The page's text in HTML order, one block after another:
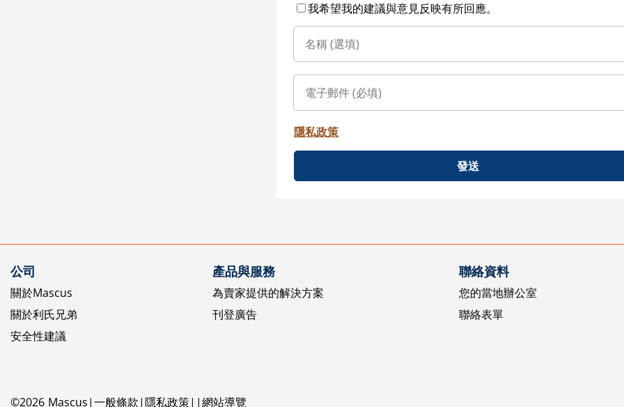
我希望我的建議與意見反映有所回應。
隱私政策
發送
公司
關於Mascus
關於利氏兄弟
安全性建議
產品與服務
為賣家提供的解決方案
刊登廣告
聯絡資料
您的當地辦公室
聯絡表單
©2026 Mascus 一般條款 隱私政策 網站導覽